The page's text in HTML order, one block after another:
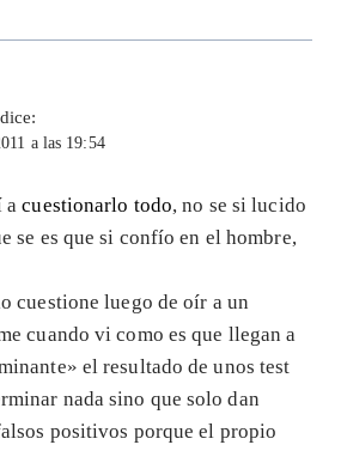
dice:
a las 19:54
acuestionarlo todo, no se si lucido
se es que si confío en el hombre,
cuestione luego de oír a un
cuando vi como es que llegan a
el resultado de unos test
nada sino que solo dan
positivos porque el propio